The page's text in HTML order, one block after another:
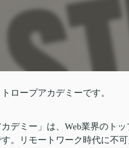
ロープアカデミーです。
カデミー」は、Web業界のト
。リモートワーク時代に不